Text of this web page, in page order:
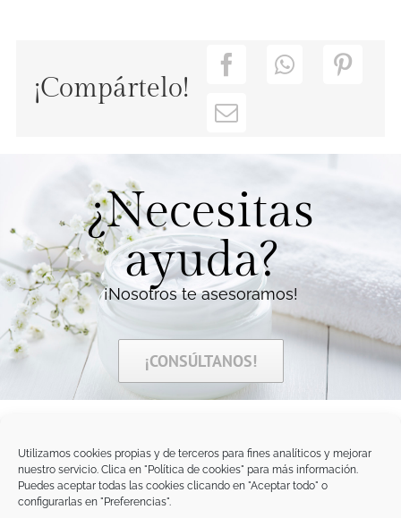
Utilizamos cookies propias y de terceros para fines analíticos y mejorar
nuestro servicio. Clica en "Política de cookies" para más información.
Puedes aceptar todas las cookies clicando en "Aceptar todo" o
configurarlas en "Preferencias".
¡Compártelo!
¿Necesitas
ayuda?
¡Nosotros te asesoramos!
¡CONSÚLTANOS!
Tegoder Cosmetics
48170 Zamudio (Bizkaia) - España
Tel. +34 94 454 42 00